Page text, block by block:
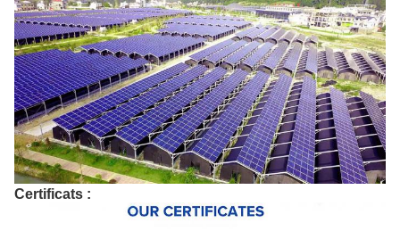
Certificats :